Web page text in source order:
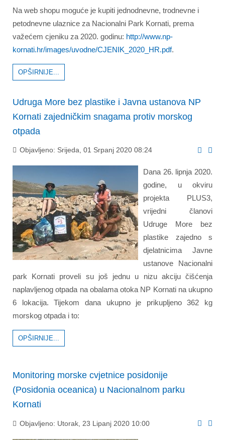
Na web shopu moguće je kupiti jednodnevne, trodnevne i
petodnevne ulaznice za Nacionalni Park Kornati, prema
važećem cjeniku za 2020. godinu: http://www.np-
kornati.hr/images/uvodne/CJENIK_2020_HR.pdf.
OPŠIRNIJE...
Udruga More bez plastike i Javna ustanova NP
Kornati zajedničkim snagama protiv morskog
otpada
Objavljeno: Srijeda, 01 Srpanj 2020 08:24
Dana 26. lipnja 2020.
godine, u okviru
projekta PLUS3,
vrijedni članovi
Udruge More bez
plastike zajedno s
djelatnicima Javne
ustanove Nacionalni
park Kornati proveli su još jednu u nizu akciju čišćenja
naplavljenog otpada na obalama otoka NP Kornati na ukupno
6 lokacija. Tijekom dana ukupno je prikupljeno 362 kg
morskog otpada i to:
OPŠIRNIJE...
Monitoring morske cvjetnice posidonije
(Posidonia oceanica) u Nacionalnom parku
Kornati
Objavljeno: Utorak, 23 Lipanj 2020 10:00